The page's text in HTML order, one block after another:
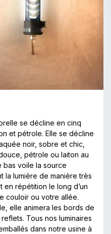
se décline en cinq
et pétrole. Elle se décline
noir, sobre et chic,
pétrole ou laiton au
bas voile la source
la lumière de manière très
répétition le long d’un
couloir ou votre allée.
elle animera les bords de
Tous nos luminaires
dans notre usine à